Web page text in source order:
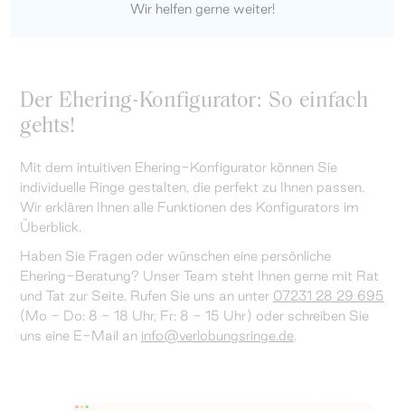
Wir helfen gerne weiter!
Der Ehering-Konfigurator: So einfach
gehts!
Mit dem intuitiven Ehering-Konfigurator können Sie
individuelle Ringe gestalten, die perfekt zu Ihnen passen.
Wir erklären Ihnen alle Funktionen des Konfigurators im
Überblick.
Haben Sie Fragen oder wünschen eine persönliche
Ehering-Beratung? Unser Team steht Ihnen gerne mit Rat
und Tat zur Seite. Rufen Sie uns an unter 07231 28 29 695
(Mo - Do: 8 - 18 Uhr, Fr: 8 - 15 Uhr) oder schreiben Sie
uns eine E-Mail an info@verlobungsringe.de.